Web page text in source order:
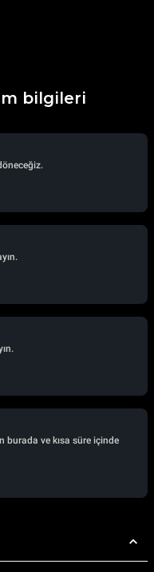
bilgileri
burada ve kısa süre içinde